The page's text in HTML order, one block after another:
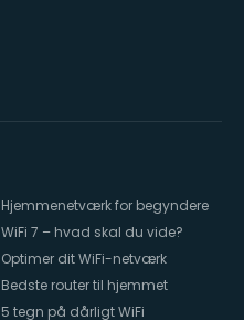
Hjemmenetværk for begyndere
WiFi 7 – hvad skal du vide?
Optimer dit WiFi-netværk
Bedste router til hjemmet
5 tegn på dårligt WiFi